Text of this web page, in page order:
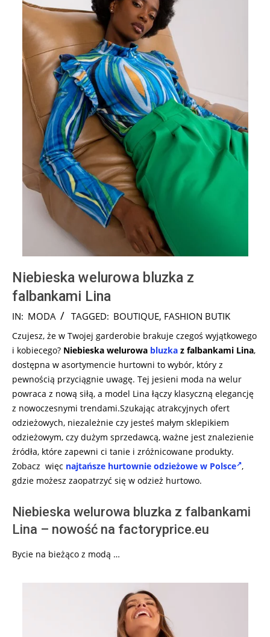
Niebieska welurowa bluzka z
falbankami Lina
2024-
07
IN: MODA TAGGED: BOUTIQUE, FASHION BUTIK
Czujesz, że w Twojej garderobie brakuje czegoś wyjątkowego
i kobiecego? Niebieska welurowa bluzka z falbankami Lina,
dostępna w asortymencie hurtowni to wybór, który z
pewnością przyciągnie uwagę. Tej jesieni moda na welur
powraca z nową siłą, a model Lina łączy klasyczną elegancję
z nowoczesnymi trendami.Szukając atrakcyjnych ofert
odzieżowych, niezależnie czy jesteś małym sklepikiem
odzieżowym, czy dużym sprzedawcą, ważne jest znalezienie
źródła, które zapewni ci tanie i zróżnicowane produkty.
Zobacz więc najtańsze hurtownie odzieżowe w Polsce ,
gdzie możesz zaopatrzyć się w odzież hurtowo.
Niebieska welurowa bluzka z falbankami
Lina – nowość na factoryprice.eu
Bycie na bieżąco z modą …